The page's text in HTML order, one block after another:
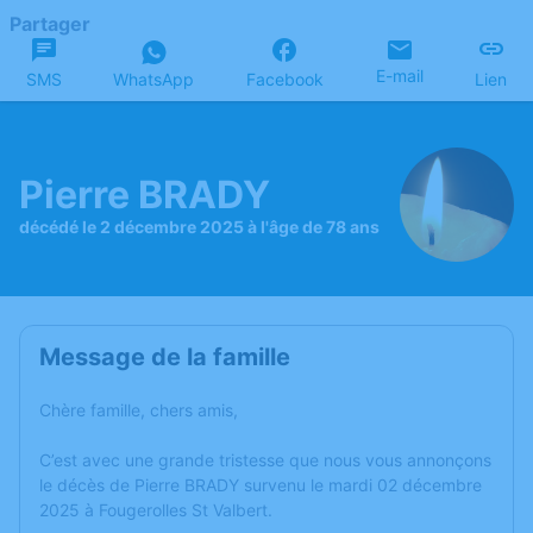
Partager
SMS WhatsApp Facebook E-mail Lien
Pierre BRADY
décédé le 2 décembre 2025 à l'âge de 78 ans
Message de la famille
Chère famille, chers amis,
C’est avec une grande tristesse que nous vous annonçons
le décès de Pierre BRADY survenu le mardi 02 décembre
2025 à Fougerolles St Valbert.